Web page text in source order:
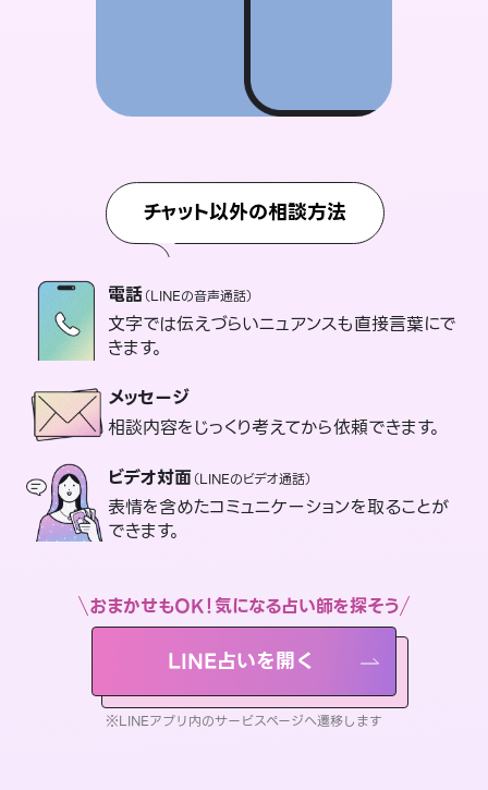
チャット以外の相談方法
電話（LINEの音声通話）
文字では伝えづらいニュアンスも直接言葉にで
きます。
メッセージ
相談内容をじっくり考えてから依頼できます。
ビデオ対面（LINEのビデオ通話）
表情を含めたコミュニケーションを取ることが
できます。
おまかせもOK！気になる占い師を探そう
LINE占いを開く
※LINEアプリ内のサービスページへ遷移します